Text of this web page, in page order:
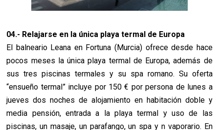
04.- Relajarse en la única playa termal de Europa
El balneario Leana en Fortuna (Murcia) ofrece desde hace
pocos meses la única playa termal de Europa, además de
sus tres piscinas termales y su spa romano. Su oferta
“ensueño termal” incluye por 150 € por persona de lunes a
jueves dos noches de alojamiento en habitación doble y
media pensión, entrada a la playa termal y uso de las
piscinas, un masaje, un parafango, un spa y n vaporario. En